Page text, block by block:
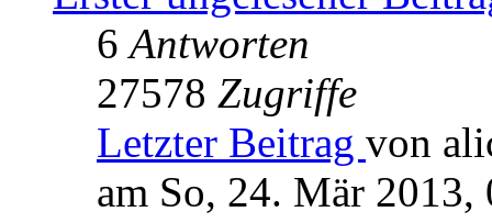
6Antworten
27578 Zugriffe
Letzter Beitrag von
am So, 24. Mär 2013,